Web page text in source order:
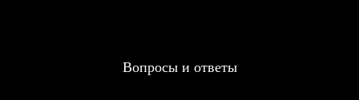
Вопросы и ответы